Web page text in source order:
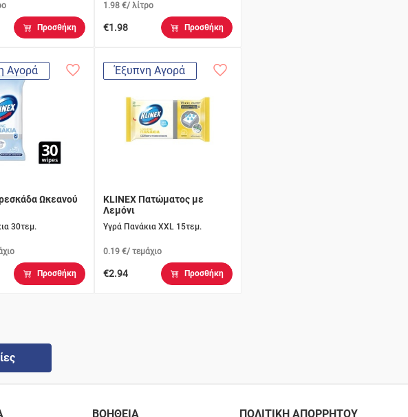
Προσθήκη
1.98 €/ λίτρο
€1.98 Προσθήκη
Αγορά
Ωκεανού
30τεμ.
Προσθήκη
Έξυπνη Αγορά
KLINEX Πατώματος με
Λεμόνι
Υγρά Πανάκια ΧXL 15τεμ.
0.19 €/ τεμάχιο
€2.94 Προσθήκη
ΒΟΗΘΕΙΑ ΠΟΛΙΤΙΚΗ ΑΠΟΡΡΗΤΟΥ